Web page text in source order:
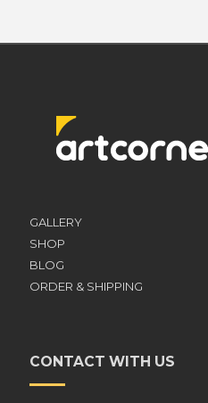
GALLERY
SHOP
BLOG
ORDER & SHIPPING
CONTACT WITH US